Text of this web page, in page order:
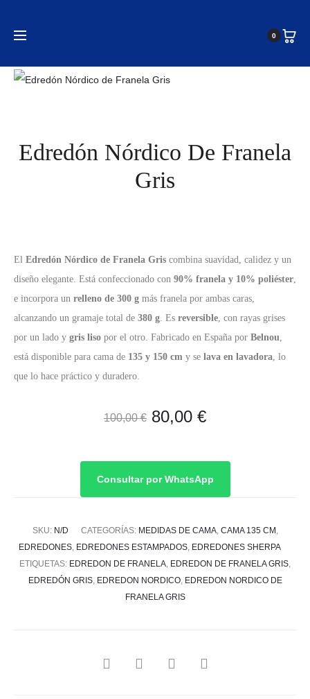
0
Edredón Nórdico De Franela
Gris
El Edredón Nórdico de Franela Gris combina suavidad, calidez y un
diseño elegante. Está confeccionado con 90% franela y 10% poliéster,
e incorpora un relleno de 300 g más franela por ambas caras,
alcanzando un gramaje total de 380 g. Es reversible, con rayas grises
por un lado y gris liso por el otro. Fabricado en España por Belnou,
está disponible para cama de 135 y 150 cm y se lava en lavadora, lo
que lo hace práctico y duradero.
100,00€ El
original
100,00 €.
80,00 €El
actual
80,00 €.
Consultar por WhatsApp
SKU: N/D CATEGORÍAS: MEDIDAS DE CAMA, CAMA 135 CM ,
EDREDONES, EDREDONES ESTAMPADOS, EDREDONES SHERPA
ETIQUETAS: EDREDON DE FRANELA, EDREDON DE FRANELA GRIS,
EDREDÓN GRIS, EDREDON NORDICO, EDREDON NORDICO DE
FRANELA GRIS
SHARE